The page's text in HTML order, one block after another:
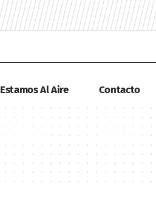
Estamos Al Aire Contacto